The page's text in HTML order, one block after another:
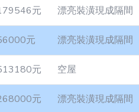
元 漂亮裝潢現成隔間
元 漂亮裝潢現成隔間
元 空屋
元 漂亮裝潢現成隔間